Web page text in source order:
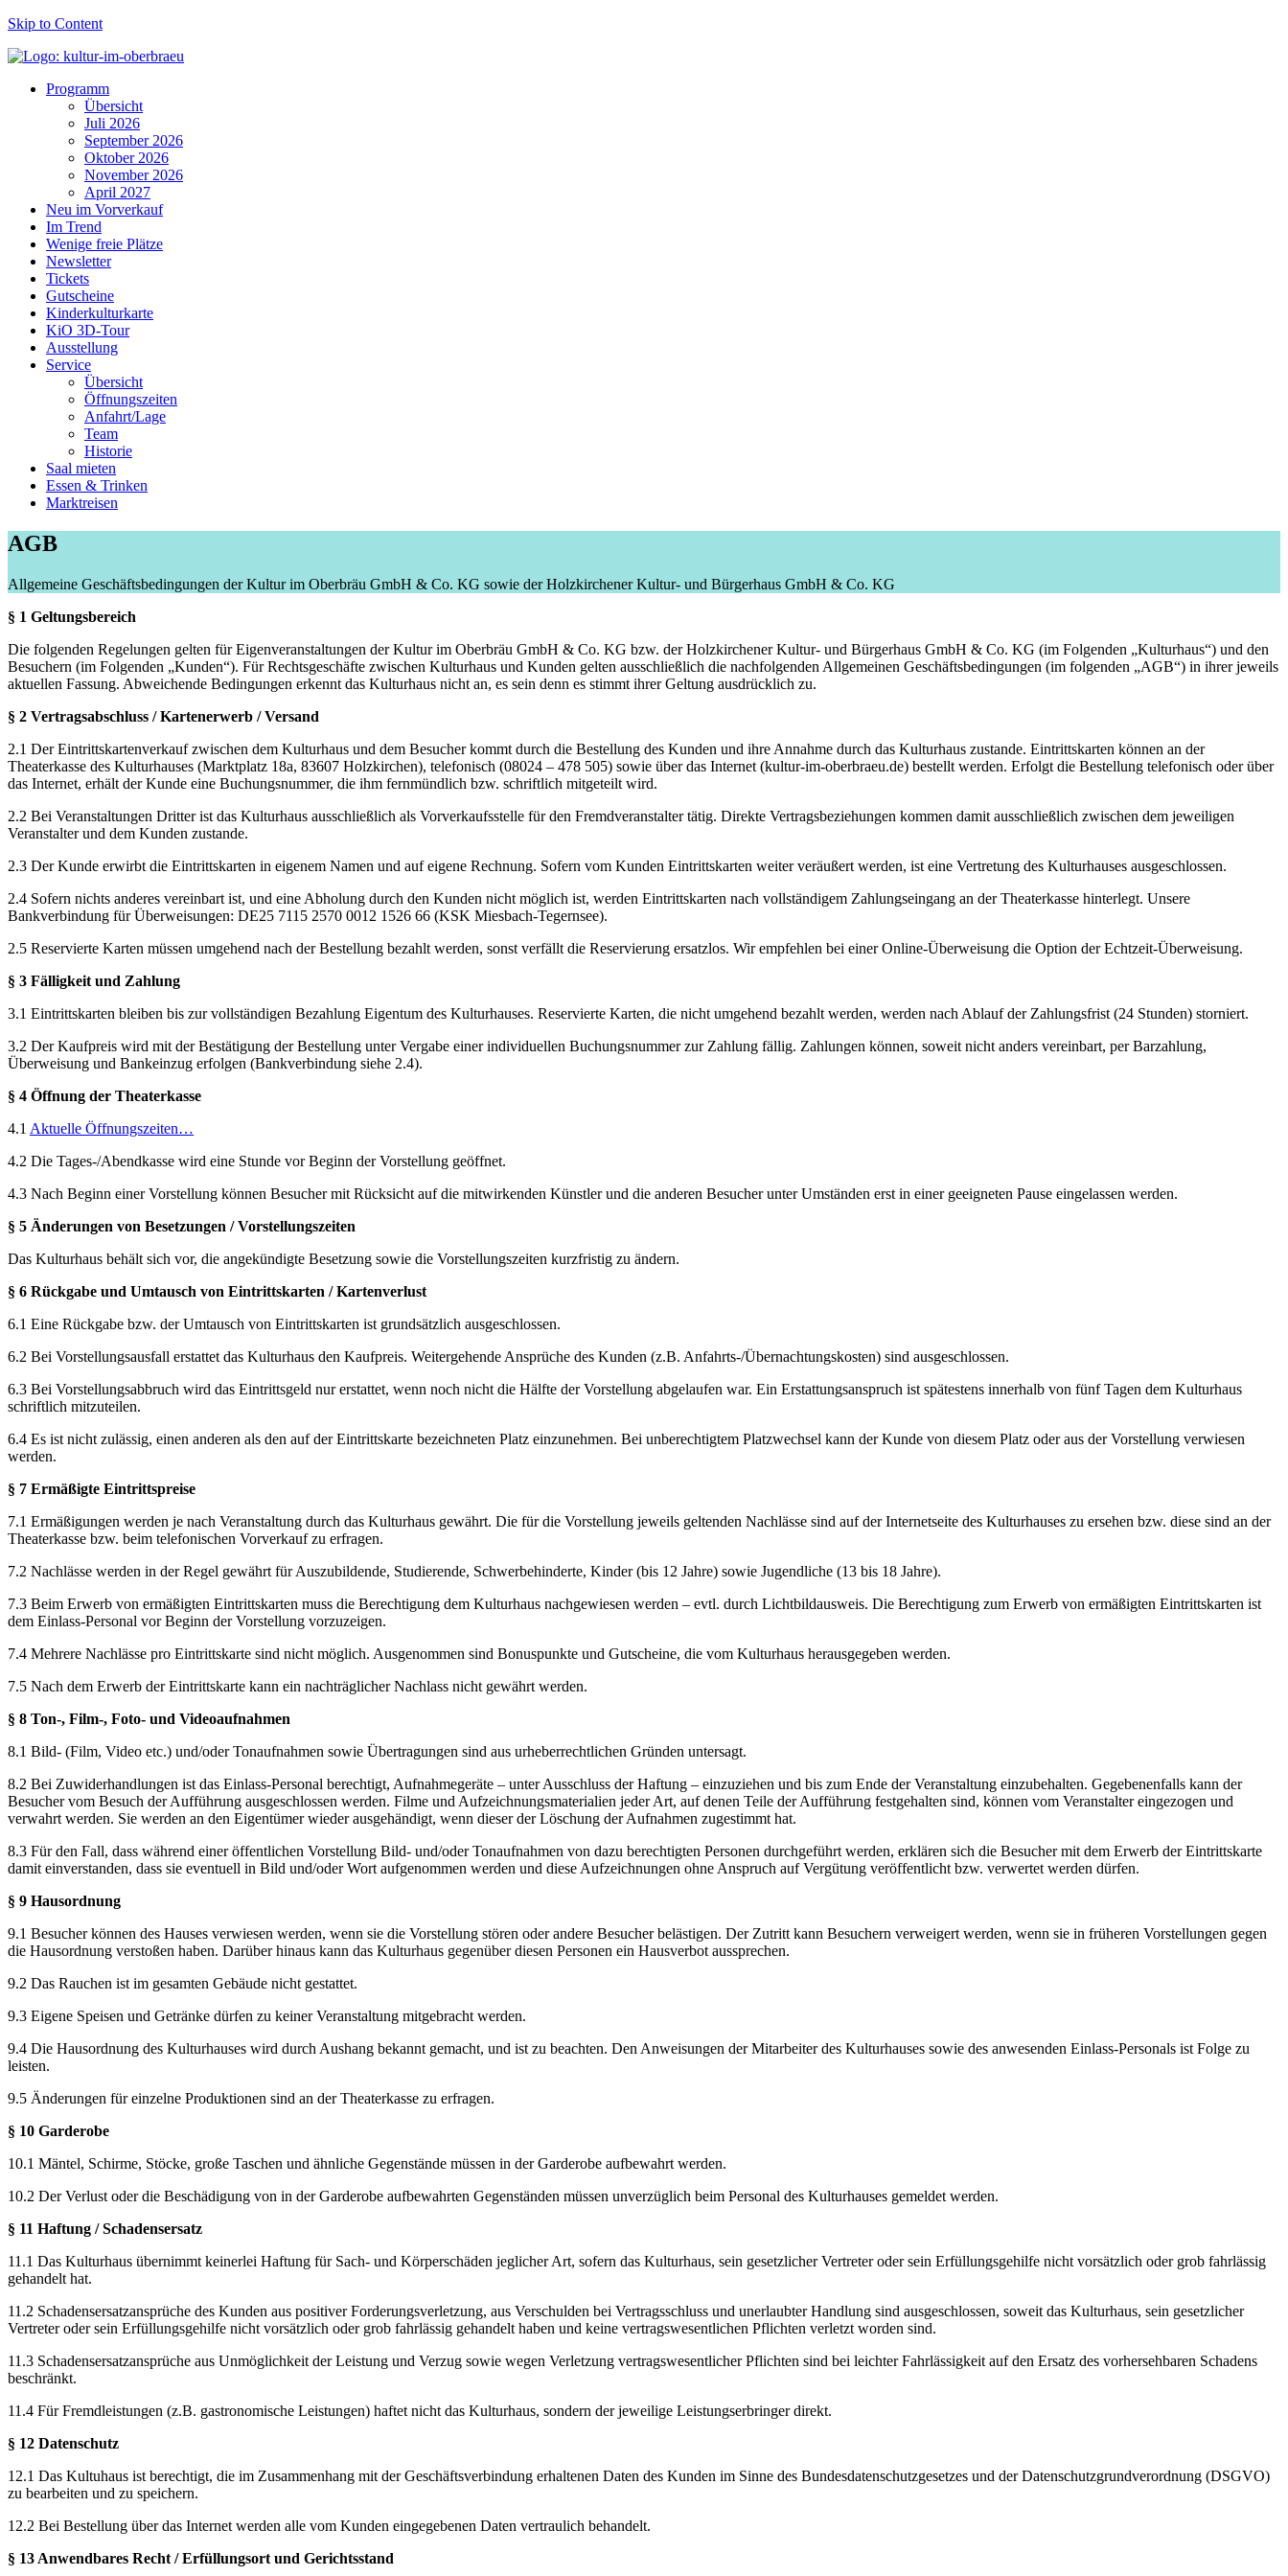
Skip to Content
Programm
Übersicht
Juli 2026
September 2026
Oktober 2026
November 2026
April 2027
Neu im Vorverkauf
Im Trend
Wenige freie Plätze
Newsletter
Tickets
Gutscheine
Kinderkulturkarte
KiO 3D-Tour
Ausstellung
Service
Übersicht
Öffnungszeiten
Anfahrt/Lage
Team
Historie
Saal mieten
Essen & Trinken
Marktreisen
AGB
Allgemeine Geschäftsbedingungen der Kultur im Oberbräu GmbH & Co. KG sowie der Holzkirchener Kultur- und Bürgerhaus GmbH & Co. KG
§ 1 Geltungsbereich
Die folgenden Regelungen gelten für Eigenveranstaltungen der Kultur im Oberbräu GmbH & Co. KG bzw. der Holzkirchener Kultur- und Bürgerhaus GmbH & Co. KG (im Folgenden „Kulturhaus“) und den
Besuchern (im Folgenden „Kunden“). Für Rechtsgeschäfte zwischen Kulturhaus und Kunden gelten ausschließlich die nachfolgenden Allgemeinen Geschäftsbedingungen (im folgenden „AGB“) in ihrer jeweils
aktuellen Fassung. Abweichende Bedingungen erkennt das Kulturhaus nicht an, es sein denn es stimmt ihrer Geltung ausdrücklich zu.
§ 2 Vertragsabschluss / Kartenerwerb / Versand
2.1 Der Eintrittskartenverkauf zwischen dem Kulturhaus und dem Besucher kommt durch die Bestellung des Kunden und ihre Annahme durch das Kulturhaus zustande. Eintrittskarten können an der
Theaterkasse des Kulturhauses (Marktplatz 18a, 83607 Holzkirchen), telefonisch (08024 – 478 505) sowie über das Internet (kultur-im-oberbraeu.de) bestellt werden. Erfolgt die Bestellung telefonisch oder über
das Internet, erhält der Kunde eine Buchungsnummer, die ihm fernmündlich bzw. schriftlich mitgeteilt wird.
2.2 Bei Veranstaltungen Dritter ist das Kulturhaus ausschließlich als Vorverkaufsstelle für den Fremdveranstalter tätig. Direkte Vertragsbeziehungen kommen damit ausschließlich zwischen dem jeweiligen
Veranstalter und dem Kunden zustande.
2.3 Der Kunde erwirbt die Eintrittskarten in eigenem Namen und auf eigene Rechnung. Sofern vom Kunden Eintrittskarten weiter veräußert werden, ist eine Vertretung des Kulturhauses ausgeschlossen.
2.4 Sofern nichts anderes vereinbart ist, und eine Abholung durch den Kunden nicht möglich ist, werden Eintrittskarten nach vollständigem Zahlungseingang an der Theaterkasse hinterlegt. Unsere
Bankverbindung für Überweisungen: DE25 7115 2570 0012 1526 66 (KSK Miesbach-Tegernsee).
2.5 Reservierte Karten müssen umgehend nach der Bestellung bezahlt werden, sonst verfällt die Reservierung ersatzlos. Wir empfehlen bei einer Online-Überweisung die Option der Echtzeit-Überweisung.
§ 3 Fälligkeit und Zahlung
3.1 Eintrittskarten bleiben bis zur vollständigen Bezahlung Eigentum des Kulturhauses. Reservierte Karten, die nicht umgehend bezahlt werden, werden nach Ablauf der Zahlungsfrist (24 Stunden) storniert.
3.2 Der Kaufpreis wird mit der Bestätigung der Bestellung unter Vergabe einer individuellen Buchungsnummer zur Zahlung fällig. Zahlungen können, soweit nicht anders vereinbart, per Barzahlung,
Überweisung und Bankeinzug erfolgen (Bankverbindung siehe 2.4).
§ 4 Öffnung der Theaterkasse
4.1 Aktuelle Öffnungszeiten…
4.2 Die Tages-/Abendkasse wird eine Stunde vor Beginn der Vorstellung geöffnet.
4.3 Nach Beginn einer Vorstellung können Besucher mit Rücksicht auf die mitwirkenden Künstler und die anderen Besucher unter Umständen erst in einer geeigneten Pause eingelassen werden.
§ 5 Änderungen von Besetzungen / Vorstellungszeiten
Das Kulturhaus behält sich vor, die angekündigte Besetzung sowie die Vorstellungszeiten kurzfristig zu ändern.
§ 6 Rückgabe und Umtausch von Eintrittskarten / Kartenverlust
6.1 Eine Rückgabe bzw. der Umtausch von Eintrittskarten ist grundsätzlich ausgeschlossen.
6.2 Bei Vorstellungsausfall erstattet das Kulturhaus den Kaufpreis. Weitergehende Ansprüche des Kunden (z.B. Anfahrts-/Übernachtungskosten) sind ausgeschlossen.
6.3 Bei Vorstellungsabbruch wird das Eintrittsgeld nur erstattet, wenn noch nicht die Hälfte der Vorstellung abgelaufen war. Ein Erstattungsanspruch ist spätestens innerhalb von fünf Tagen dem Kulturhaus
schriftlich mitzuteilen.
6.4 Es ist nicht zulässig, einen anderen als den auf der Eintrittskarte bezeichneten Platz einzunehmen. Bei unberechtigtem Platzwechsel kann der Kunde von diesem Platz oder aus der Vorstellung verwiesen
werden.
§ 7 Ermäßigte Eintrittspreise
7.1 Ermäßigungen werden je nach Veranstaltung durch das Kulturhaus gewährt. Die für die Vorstellung jeweils geltenden Nachlässe sind auf der Internetseite des Kulturhauses zu ersehen bzw. diese sind an der
Theaterkasse bzw. beim telefonischen Vorverkauf zu erfragen.
7.2 Nachlässe werden in der Regel gewährt für Auszubildende, Studierende, Schwerbehinderte, Kinder (bis 12 Jahre) sowie Jugendliche (13 bis 18 Jahre).
7.3 Beim Erwerb von ermäßigten Eintrittskarten muss die Berechtigung dem Kulturhaus nachgewiesen werden – evtl. durch Lichtbildausweis. Die Berechtigung zum Erwerb von ermäßigten Eintrittskarten ist
dem Einlass-Personal vor Beginn der Vorstellung vorzuzeigen.
7.4 Mehrere Nachlässe pro Eintrittskarte sind nicht möglich. Ausgenommen sind Bonuspunkte und Gutscheine, die vom Kulturhaus herausgegeben werden.
7.5 Nach dem Erwerb der Eintrittskarte kann ein nachträglicher Nachlass nicht gewährt werden.
§ 8 Ton-, Film-, Foto- und Videoaufnahmen
8.1 Bild- (Film, Video etc.) und/oder Tonaufnahmen sowie Übertragungen sind aus urheberrechtlichen Gründen untersagt.
8.2 Bei Zuwiderhandlungen ist das Einlass-Personal berechtigt, Aufnahmegeräte – unter Ausschluss der Haftung – einzuziehen und bis zum Ende der Veranstaltung einzubehalten. Gegebenenfalls kann der
Besucher vom Besuch der Aufführung ausgeschlossen werden. Filme und Aufzeichnungsmaterialien jeder Art, auf denen Teile der Aufführung festgehalten sind, können vom Veranstalter eingezogen und
verwahrt werden. Sie werden an den Eigentümer wieder ausgehändigt, wenn dieser der Löschung der Aufnahmen zugestimmt hat.
8.3 Für den Fall, dass während einer öffentlichen Vorstellung Bild- und/oder Tonaufnahmen von dazu berechtigten Personen durchgeführt werden, erklären sich die Besucher mit dem Erwerb der Eintrittskarte
damit einverstanden, dass sie eventuell in Bild und/oder Wort aufgenommen werden und diese Aufzeichnungen ohne Anspruch auf Vergütung veröffentlicht bzw. verwertet werden dürfen.
§ 9 Hausordnung
9.1 Besucher können des Hauses verwiesen werden, wenn sie die Vorstellung stören oder andere Besucher belästigen. Der Zutritt kann Besuchern verweigert werden, wenn sie in früheren Vorstellungen gegen
die Hausordnung verstoßen haben. Darüber hinaus kann das Kulturhaus gegenüber diesen Personen ein Hausverbot aussprechen.
9.2 Das Rauchen ist im gesamten Gebäude nicht gestattet.
9.3 Eigene Speisen und Getränke dürfen zu keiner Veranstaltung mitgebracht werden.
9.4 Die Hausordnung des Kulturhauses wird durch Aushang bekannt gemacht, und ist zu beachten. Den Anweisungen der Mitarbeiter des Kulturhauses sowie des anwesenden Einlass-Personals ist Folge zu
leisten.
9.5 Änderungen für einzelne Produktionen sind an der Theaterkasse zu erfragen.
§ 10 Garderobe
10.1 Mäntel, Schirme, Stöcke, große Taschen und ähnliche Gegenstände müssen in der Garderobe aufbewahrt werden.
10.2 Der Verlust oder die Beschädigung von in der Garderobe aufbewahrten Gegenständen müssen unverzüglich beim Personal des Kulturhauses gemeldet werden.
§ 11 Haftung / Schadensersatz
11.1 Das Kulturhaus übernimmt keinerlei Haftung für Sach- und Körperschäden jeglicher Art, sofern das Kulturhaus, sein gesetzlicher Vertreter oder sein Erfüllungsgehilfe nicht vorsätzlich oder grob fahrlässig
gehandelt hat.
11.2 Schadensersatzansprüche des Kunden aus positiver Forderungsverletzung, aus Verschulden bei Vertragsschluss und unerlaubter Handlung sind ausgeschlossen, soweit das Kulturhaus, sein gesetzlicher
Vertreter oder sein Erfüllungsgehilfe nicht vorsätzlich oder grob fahrlässig gehandelt haben und keine vertragswesentlichen Pflichten verletzt worden sind.
11.3 Schadensersatzansprüche aus Unmöglichkeit der Leistung und Verzug sowie wegen Verletzung vertragswesentlicher Pflichten sind bei leichter Fahrlässigkeit auf den Ersatz des vorhersehbaren Schadens
beschränkt.
11.4 Für Fremdleistungen (z.B. gastronomische Leistungen) haftet nicht das Kulturhaus, sondern der jeweilige Leistungserbringer direkt.
§ 12 Datenschutz
12.1 Das Kultuhaus ist berechtigt, die im Zusammenhang mit der Geschäftsverbindung erhaltenen Daten des Kunden im Sinne des Bundesdatenschutzgesetzes und der Datenschutzgrundverordnung (DSGVO)
zu bearbeiten und zu speichern.
12.2 Bei Bestellung über das Internet werden alle vom Kunden eingegebenen Daten vertraulich behandelt.
§ 13 Anwendbares Recht / Erfüllungsort und Gerichtsstand